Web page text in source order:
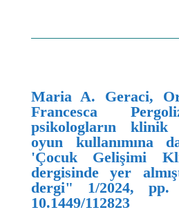
Maria A. Geraci,
Francesca
psikologların klinik
oyun kullanımına
'Çocuk Gelişimi
dergisinde yer
dergi" 1/2024, pp.
10.1449/112823